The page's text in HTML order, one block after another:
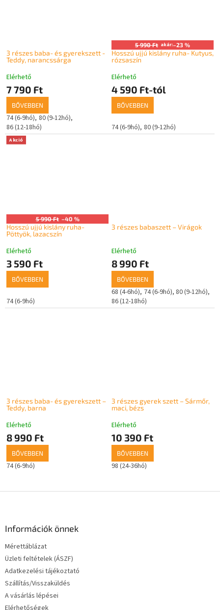
3 részes baba- és gyerekszett -
Teddy, narancssárga
Elérhető
7 790 Ft
BŐVEBBEN
74 (6-9hó) 80 (9-12hó)
86 (12-18hó)
5 990 Ft akár:–23 %
Hosszú ujjú kislány ruha- Kutyus,
rózsaszín
Elérhető
4 590 Ft-tól
BŐVEBBEN
74 (6-9hó) 80 (9-12hó)
Akció
5 990 Ft –40 %
Hosszú ujjú kislány ruha-
Pöttyök, lazacszín
Elérhető
3 590 Ft
BŐVEBBEN
74 (6-9hó)
3 részes babaszett – Virágok
Elérhető
8 990 Ft
BŐVEBBEN
68 (4-6hó) 74 (6-9hó) 80 (9-12hó)
86 (12-18hó)
3 részes baba- és gyerekszett –
Teddy, barna
Elérhető
8 990 Ft
BŐVEBBEN
74 (6-9hó)
3 részes gyerek szett – Sármőr,
maci, bézs
Elérhető
10 390 Ft
BŐVEBBEN
98 (24-36hó)
Információk önnek
Mérettáblázat
Üzleti feltételek (ÁSZF)
Adatkezelési tájékoztató
Szállítás/Visszaküldés
A vásárlás lépései
Elérhetőségek